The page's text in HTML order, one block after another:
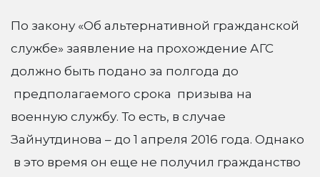
По закону «Об альтернативной гражданской
службе» заявление на прохождение АГС
должно быть подано за полгода до
предполагаемого срока призыва на
военную службу. То есть, в случае
Зайнутдинова – до 1 апреля 2016 года. Однако
в это время он еще не получил гражданство